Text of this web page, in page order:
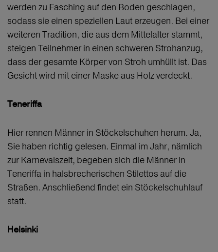
werden zu Fasching auf den Boden geschlagen,
sodass sie einen speziellen Laut erzeugen. Bei einer
weiteren Tradition, die aus dem Mittelalter stammt,
steigen Teilnehmer in einen schweren Strohanzug,
dass der gesamte Körper von Stroh umhüllt ist. Das
Gesicht wird mit einer Maske aus Holz verdeckt.
Teneriffa
Hier rennen Männer in Stöckelschuhen herum. Ja,
Sie haben richtig gelesen. Einmal im Jahr, nämlich
zur Karnevalszeit, begeben sich die Männer in
Teneriffa in halsbrecherischen Stilettos auf die
Straßen. Anschließend findet ein Stöckelschuhlauf
statt.
Helsinki